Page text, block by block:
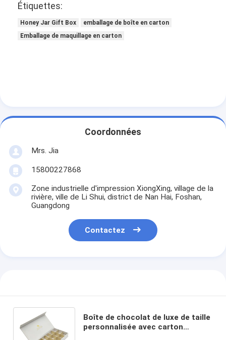
Étiquettes:
Honey Jar Gift Box
emballage de boîte en carton
Emballage de maquillage en carton
Coordonnées
Mrs. Jia
15800227868
Zone industrielle d'impression XiongXing, village de la
rivière, ville de Li Shui, district de Nan Hai, Foshan,
Guangdong
Contactez
Boîte de chocolat de luxe de taille
personnalisée avec carton